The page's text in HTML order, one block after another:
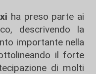
ha preso parte ai
descrivendo la
importante nella
il forte
di molti